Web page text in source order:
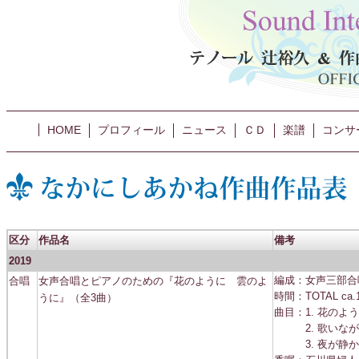
HOME プロフィール ニュース ＣＤ 楽譜 コン
区分 作品名
備考
2019
合唱
女声合唱とピアノのための『花のように 雲のよ
うに』（全3曲）
編成：女声三部
時間：TOTAL
曲目：1. 花のよ
2. 歌いな
3. 夜が静か